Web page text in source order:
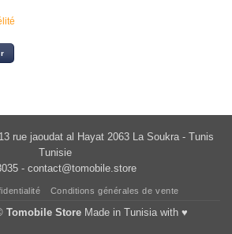
rue jaoudat al Hayat 2063 La Soukra - Tunis
Tunisie
- contact@tomobile.store
Conditions générales de vente
Tomobile StoreMade in Tunisia with ♥